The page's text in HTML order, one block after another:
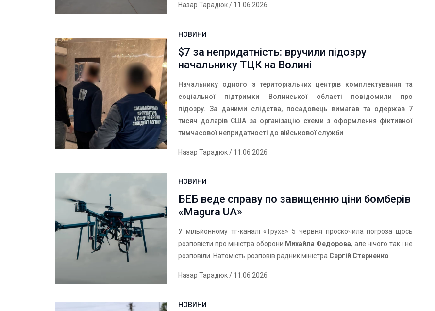
Назар Тарадюк/ 11.06.2026
НОВИНИ
$7 за непридатність: вручили підозру
начальнику ТЦК на Волині
Начальнику одного з територіальних центрів комплектування та
соціальної підтримки Волинської області повідомили про
підозру.За даними слідства, посадовець вимагав та одержав 7
тисяч доларів США за організацію схеми з оформлення фіктивної
тимчасової непридатності до військової служби
Назар Тарадюк/ 11.06.2026
НОВИНИ
БЕБ веде справу по завищенню ціни бомберів
«Magura UA»
У мільйонному тг-каналі «Труха» 5 червня проскочила погроза щось
розповісти про міністра оборони Михайла Федорова, але нічого так і не
розповіли. Натомість розповів радник міністра Сергій Стерненко
Назар Тарадюк/ 11.06.2026
НОВИНИ